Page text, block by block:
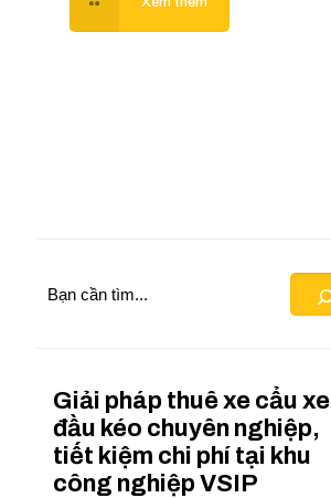
Search
Giải pháp thuê xe cẩu xe
đầu kéo chuyên nghiệp,
tiết kiệm chi phí tại khu
công nghiệp VSIP